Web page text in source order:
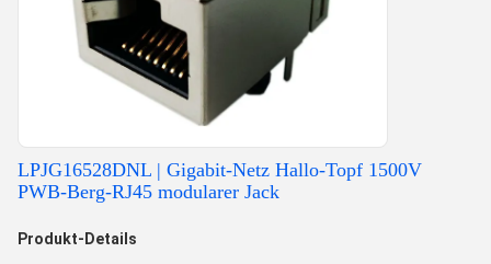
LPJG16528DNL | Gigabit-Netz Hallo-Topf 1500V
PWB-Berg-RJ45 modularer Jack
Produkt-Details